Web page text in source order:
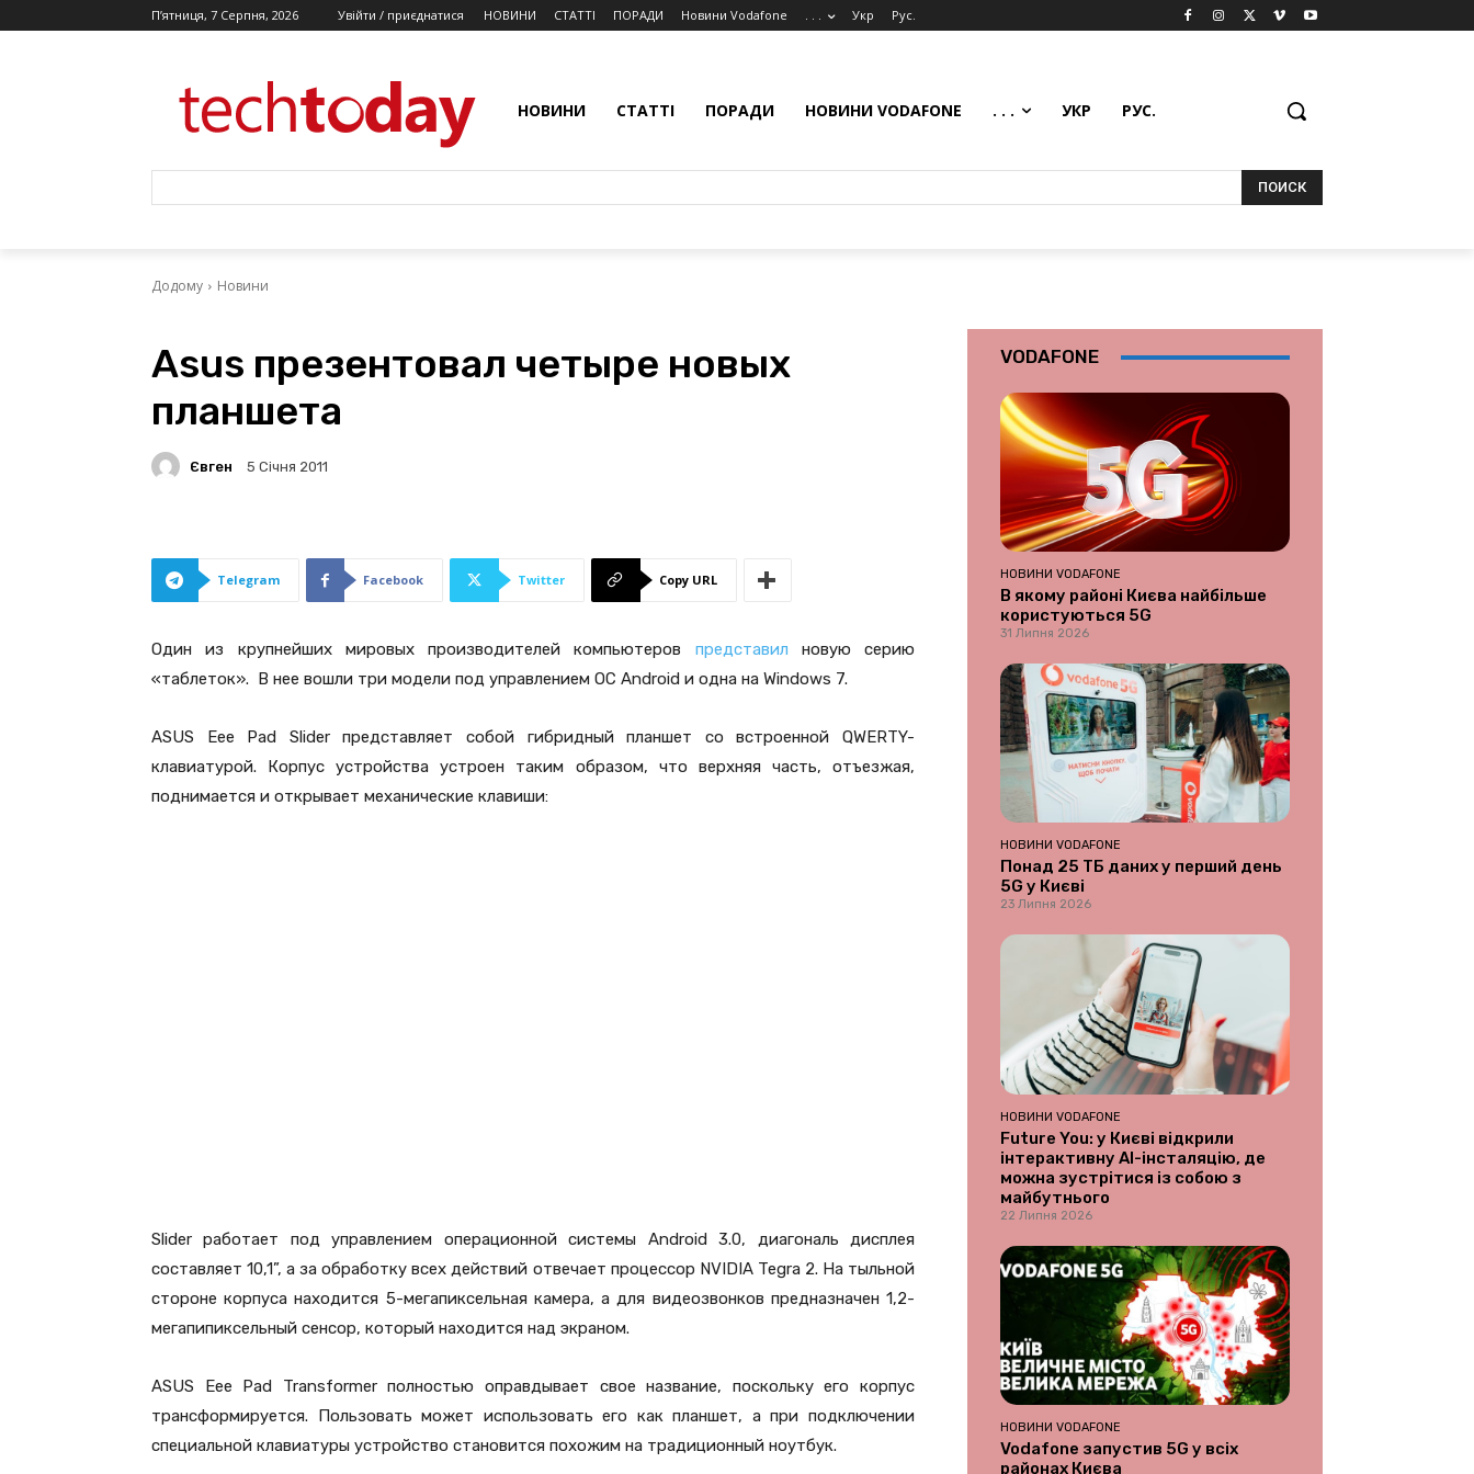
П’ятниця, 7 Серпня, 2026 Увійти / приєднатися НОВИНИ СТАТТІ ПОРАДИ Новини Vodafone . . . Укр Рус.
НОВИНИ СТАТТІ ПОРАДИ НОВИНИ VODAFONE . . . УКР РУС.
ПОИСК
Додому Новини
Asus презентовал четыре новых
планшета
Євген 5 Січня 2011
Telegram Facebook Twitter Copy URL
Один из крупнейших мировых производителей компьютеров представил новую серию
«таблеток». В нее вошли три модели под управлением ОС Android и одна на Windows 7.
ASUS Eee Pad Slider представляет собой гибридный планшет со встроенной QWERTY-
клавиатурой. Корпус устройства устроен таким образом, что верхняя часть, отъезжая,
поднимается и открывает механические клавиши:
Slider работает под управлением операционной системы Android 3.0, диагональ дисплея
составляет 10,1”, а за обработку всех действий отвечает процессор NVIDIA Tegra 2. На тыльной
стороне корпуса находится 5-мегапиксельная камера, а для видеозвонков предназначен 1,2-
мегапипиксельный сенсор, который находится над экраном.
ASUS Eee Pad Transformer полностью оправдывает свое название, поскольку его корпус
трансформируется. Пользовать может использовать его как планшет, а при подключении
специальной клавиатуры устройство становится похожим на традиционный ноутбук.
VODAFONE
НОВИНИ VODAFONE
В якому районі Києва найбільше
користуються 5G
31 Липня 2026
НОВИНИ VODAFONE
Понад 25 ТБ даних у перший день
5G у Києві
23 Липня 2026
НОВИНИ VODAFONE
Future You: у Києві відкрили
інтерактивну AI-інсталяцію, де
можна зустрітися із собою з
майбутнього
22 Липня 2026
НОВИНИ VODAFONE
Vodafone запустив 5G у всіх
районах Києва